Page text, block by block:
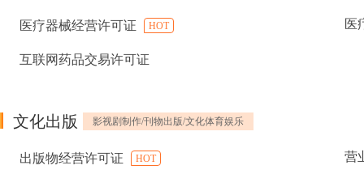
医疗器械经营许可证 HOT 医
互联网药品交易许可证
文化出版 影视剧制作/刊物出版/文化体育娱乐
出版物经营许可证 HOT 营